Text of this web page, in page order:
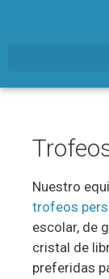
Nuestro
trofeos
escolar, de
cristal de
preferidas